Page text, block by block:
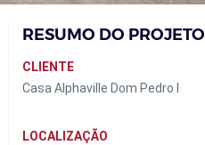
RESUMO DO PROJETO
CLIENTE
Casa Alphaville Dom Pedro I
LOCALIZAÇÃO